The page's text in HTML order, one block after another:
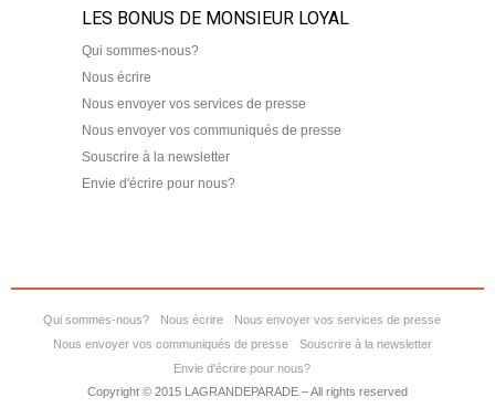
LES BONUS DE MONSIEUR LOYAL
Qui sommes-nous?
Nous écrire
Nous envoyer vos services de presse
Nous envoyer vos communiqués de presse
Souscrire à la newsletter
Envie d'écrire pour nous?
Qui sommes-nous? Nous écrire
Nous envoyer vos services de presse
Nous envoyer vos communiqués de presse
Souscrire à la newsletter
Envie d'écrire pour nous?
Copyright © 2015 LAGRANDEPARADE – All rights reserved